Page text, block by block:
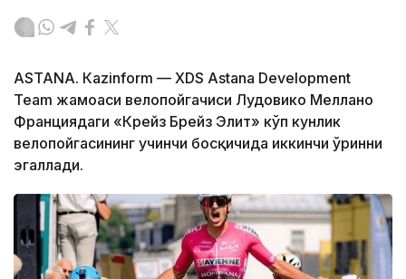
ASTANА. Кazinform — XDS Astana Development
Team жамоаси велопойгачиси Лудовико Меллано
Франциядаги «Крейз Брейз Элит» кўп кунлик
велопойгасининг учинчи босқичида иккинчи ўринни
эгаллади.